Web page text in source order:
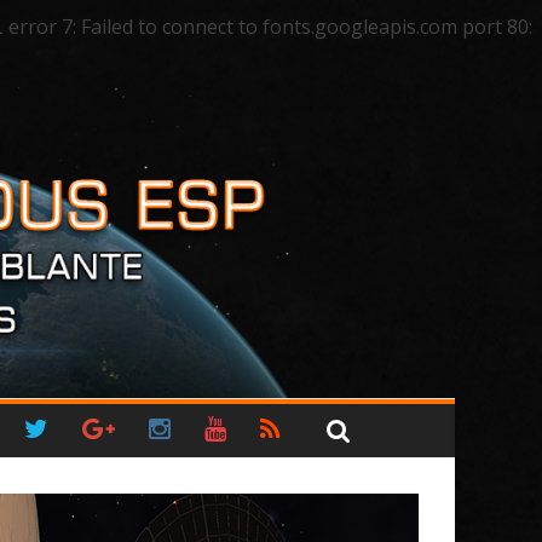
7: Failed to connect to fonts.googleapis.com port 80: